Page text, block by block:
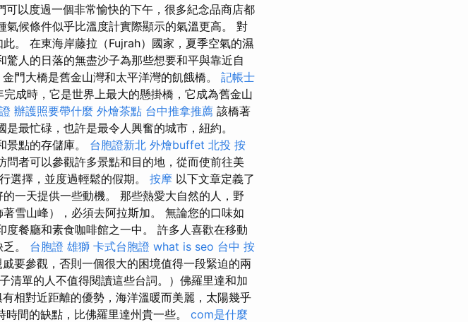
可以度過一個非常愉快的下午，很多紀念品商店都
候條件似乎比溫度計實際顯示的氣溫更高。 對
。 在東海岸藤拉（Fujrah）國家，夏季空氣的濕
人的日落的無盡沙子為那些想要和平與靠近自
金門大橋是舊金山灣和太平洋灣的飢餓橋。 記帳士
成時，它是世界上最大的懸掛橋，它成為舊金山
辦護照要帶什麼 外燴茶點 台中推拿推薦 該橋著
最忙碌，也許是最令人興奮的城市，紐約。
景點的存儲庫。 台胞證新北 外燴buffet 北投 按
問者可以參觀許多景點和目的地，從而使前往美
選擇，並度過輕鬆的假期。 按摩 以下文章定義了
一天提供一些動機。 那些熱愛大自然的人，野
雪山峰），必須去阿拉斯加。 無論您的口味如
餐廳和素食咖啡館之一中。 許多人喜歡在移動
。 台胞證 雄獅 卡式台胞證 what is seo 台中 按
要參觀，否則一個很大的困境值得一段緊迫的兩
清單的人不值得閱讀這些台詞。）佛羅里達和加
相對近距離的優勢，海洋溫暖而美麗，太陽幾乎
間的缺點，比佛羅里達州貴一些。 com是什麼